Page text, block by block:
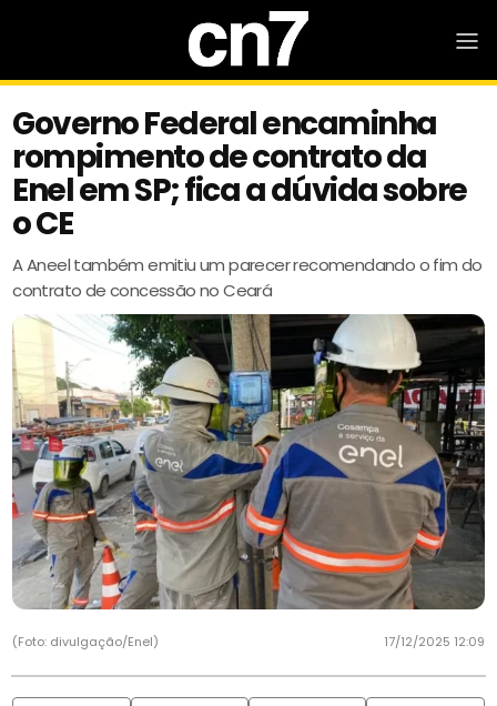
Governo Federal encaminha
rompimento de contrato da
Enel em SP; fica a dúvida sobre
o CE
A Aneel também emitiu um parecer recomendando o fim do
contrato de concessão no Ceará
(Foto: divulgação/Enel) 17/12/2025 12:09